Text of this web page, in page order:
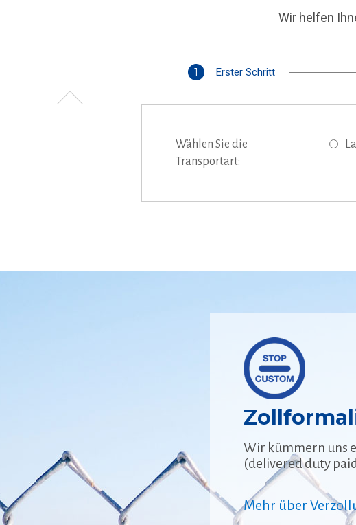
Wir helfen
1 Erster Schritt
Wählen Sie die
Transportart:
Wir kümmern uns
(delivered duty
Mehr über